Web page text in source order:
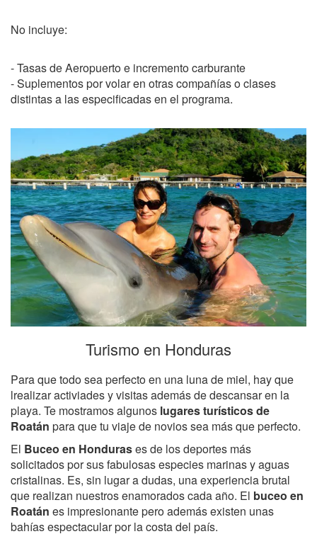
No incluye:
- Tasas de Aeropuerto e incremento carburante
- Suplementos por volar en otras compañías o clases
distintas a las especificadas en el programa.
Turismo en Honduras
Para que todo sea perfecto en una luna de miel, hay que
lrealizar activiades y visitas además de descansar en la
playa. Te mostramos algunos lugares turísticos de
Roatán para que tu viaje de novios sea más que perfecto.
El Buceo en Hondurases de los deportes más
solicitados por sus fabulosas especies marinas y aguas
cristalinas. Es, sin lugar a dudas, una experiencia brutal
que realizan nuestros enamorados cada año. El buceo en
Roatán es impresionante pero además existen unas
bahías espectacular por la costa del país.